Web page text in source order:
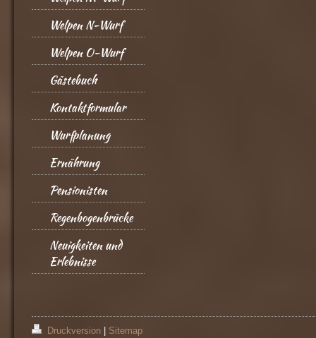
Welpen N-Wurf
Welpen O-Wurf
Gästebuch
Kontaktformular
Wurfplanung
Ernährung
Pensionisten
Regenbogenbrücke
Neuigkeiten und
Erlebnisse
Druckversion Sitemap